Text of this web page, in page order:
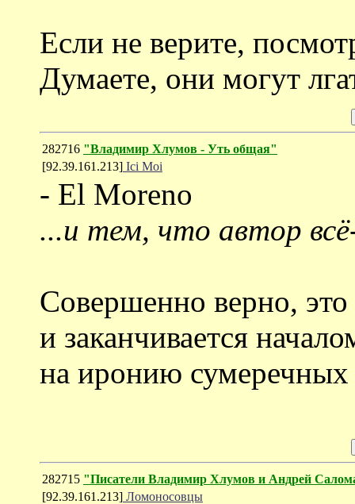
Если не верите,
Думаете, они могут
282716 "Владимир Хлумов - Уть общая"
[92.39.161.213] Ici Moi
- El Moreno
...и тем, что автор
Совершенно верно, это
и заканчивается
на иронию сумеречных
282715 "Писатели Владимир Хлумов и Андрей
[92.39.161.213] Ломоносовцы